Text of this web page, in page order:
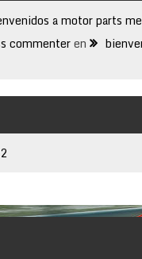
a motor parts
commenteren